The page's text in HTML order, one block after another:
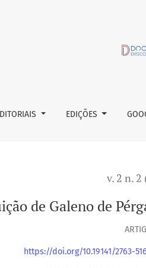
História da Educação
EDIÇÕES
v. 2 n. 2
de Galeno de
https://doi.org/10.19141/2763-